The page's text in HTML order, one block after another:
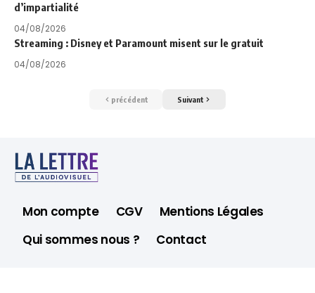
d’impartialité
04/08/2026
Streaming : Disney et Paramount misent sur le gratuit
04/08/2026
précédent Suivant
Mon compte CGV
Mentions Légales
Qui sommes nous ?
Contact